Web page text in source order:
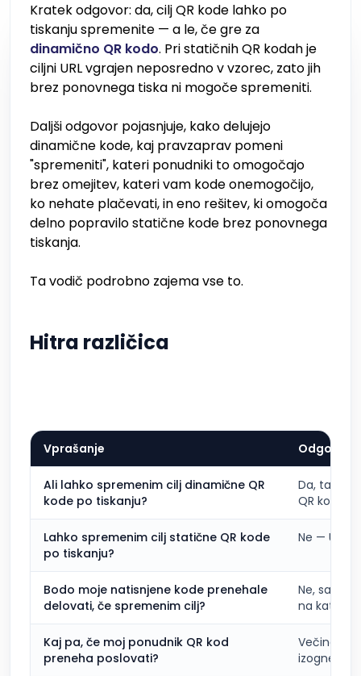
Kratek odgovor: da, cilj QR kode lahko po
tiskanju spremenite — a le, če gre za
dinamično QR kodo. Pri statičnih QR kodah je
ciljni URL vgrajen neposredno v vzorec, zato jih
brez ponovnega tiska ni mogoče spremeniti.
Daljši odgovor pojasnjuje, kako delujejo
dinamične kode, kaj pravzaprav pomeni
"spremeniti", kateri ponudniki to omogočajo
brez omejitev, kateri vam kode onemogočijo,
ko nehate plačevati, in eno rešitev, ki omogoča
delno popravilo statične kode brez ponovnega
tiskanja.
Ta vodič podrobno zajema vse to.
Hitra različica
Vprašanje Odgovor
Ali lahko spremenim cilj dinamične QR
kode po tiskanju?
Da, takoj,
QR kod.
Lahko spremenim cilj statične QR kode
po tiskanju?
Ne — URL
Bodo moje natisnjene kode prenehale
delovati, če spremenim cilj?
Ne, same
na
Kaj pa, če moj ponudnik QR kod
preneha poslovati?
Večina
izognete,